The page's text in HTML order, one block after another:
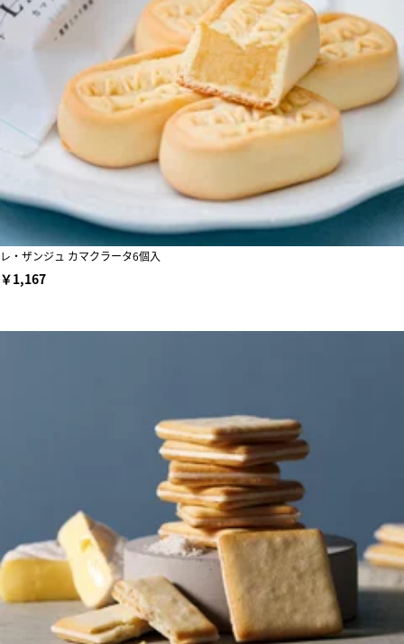
レ・ザンジュ カマクラータ6個入
￥1,167